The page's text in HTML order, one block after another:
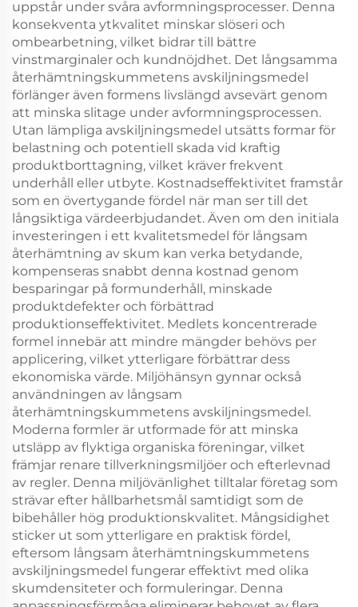
uppstår under svåra avformningsprocesser. Denna
konsekventa ytkvalitet minskar slöseri och
ombearbetning, vilket bidrar till bättre
vinstmarginaler och kundnöjdhet. Det långsamma
återhämtningskummetens avskiljningsmedel
förlänger även formens livslängd avsevärt genom
att minska slitage under avformningsprocessen.
Utan lämpliga avskiljningsmedel utsätts formar för
belastning och potentiell skada vid kraftig
produktborttagning, vilket kräver frekvent
underhåll eller utbyte. Kostnadseffektivitet framstår
som en övertygande fördel när man ser till det
långsiktiga värdeerbjudandet. Även om den initiala
investeringen i ett kvalitetsmedel för långsam
återhämtning av skum kan verka betydande,
kompenseras snabbt denna kostnad genom
besparingar på formunderhåll, minskade
produktdefekter och förbättrad
produktionseffektivitet. Medlets koncentrerade
formel innebär att mindre mängder behövs per
applicering, vilket ytterligare förbättrar dess
ekonomiska värde. Miljöhänsyn gynnar också
användningen av långsam
återhämtningskummetens avskiljningsmedel.
Moderna formler är utformade för att minska
utsläpp av flyktiga organiska föreningar, vilket
främjar renare tillverkningsmiljöer och efterlevnad
av regler. Denna miljövänlighet tilltalar företag som
strävar efter hållbarhetsmål samtidigt som de
bibehåller hög produktionskvalitet. Mångsidighet
sticker ut som ytterligare en praktisk fördel,
eftersom långsam återhämtningskummetens
avskiljningsmedel fungerar effektivt med olika
skumdensiteter och formuleringar. Denna